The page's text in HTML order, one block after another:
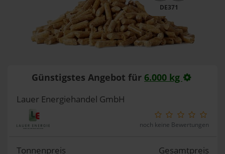
DE371
Günstigstes Angebot für 6.000 kg
Lauer Energiehandel GmbH
noch keine Bewertungen
Tonnenpreis Gesamtpreis